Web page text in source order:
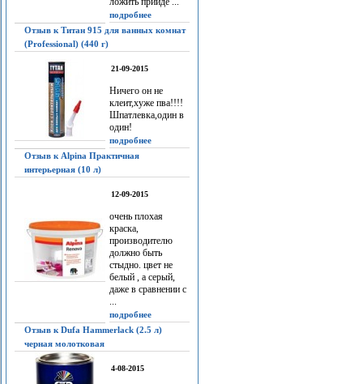
подробнее
Отзыв к Титан 915 для ванных комнат
(Professional) (440 г)
21-09-2015
Ничего он не
клеит,хуже пва!!!!
Шпатлевка,один в
один!
подробнее
Отзыв к Alpina Практичная
интерьерная (10 л)
12-09-2015
очень плохая
краска,
производителю
должно быть
стыдно. цвет не
белый , а серый,
даже в сравнении с
...
подробнее
Отзыв к Dufa Hammerlack (2.5 л)
черная молотковая
4-08-2015